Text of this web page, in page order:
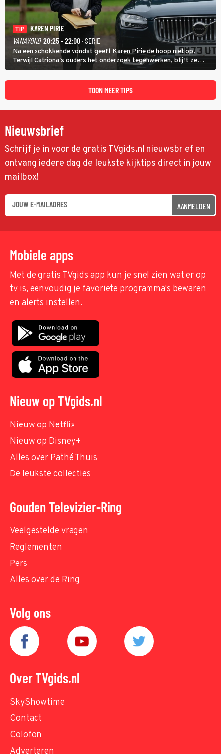
TIP
KAREN PIRIE
VANAVOND 20:25 - 22:00· SERIE
Na een schokkende vondst geeft Karen Pirie de hoop niet op.
Terwijl Catriona's ouders het onderzoek tegenwerken, blijft ze
speuren naar Adam. In deze slotaflevering van Karen Pirie leidt het
spoor via Frankrijk en Italië naar Malta.
TOON MEER TIPS
Nieuwsbrief
Schrijf je in voor de gratis TVgids.nl nieuwsbrief en
ontvang iedere dag de leukste kijktips direct in jouw
mailbox!
AANMELDEN
Mobiele apps
Met de gratis TVgids app kun je snel zien wat er op
tv is, eenvoudig je favoriete programma's bewaren
en alerts instellen.
Nieuw op TVgids.nl
Nieuw op Netflix
Nieuw op Disney+
Alles over Pathé Thuis
De leukste collecties
Gouden Televizier-Ring
Veelgestelde vragen
Reglementen
Pers
Alles over de Ring
Volg ons
Over TVgids.nl
SkyShowtime
Contact
Colofon
Adverteren